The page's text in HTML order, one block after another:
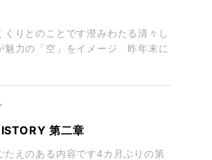
くりとのことです澄みわたる清々し
魅力の「空」をイメージ 昨年末に
第二章
たえのある内容です4カ月ぶりの第